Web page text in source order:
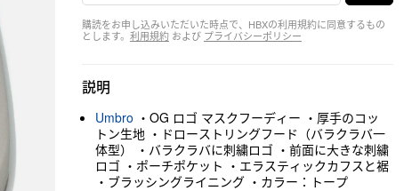
購読をお申し込みいただいた時点で、HBXの利用規約に同意するもの
とします。 利用規約 および プライバシーポリシー
説明
Umbro ・OG ロゴ マスクフーディー ・厚手のコッ
トン生地 ・ドローストリングフード（バラクラバ一
体型） ・バラクラバに刺繍ロゴ ・前面に大きな刺繍
ロゴ ・ポーチポケット ・エラスティックカフスと裾
・ブラッシングライニング ・カラー：トープ